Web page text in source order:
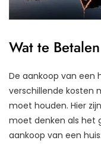
Wat te
De aankoop van een
verschillende kosten
moet houden. Hier
moet denken als het
aankoop van een huis: